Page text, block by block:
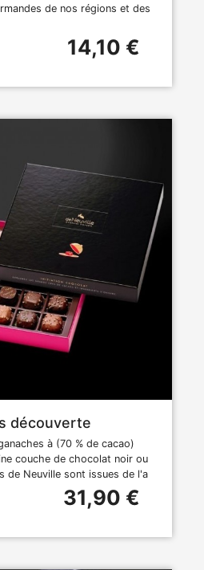
de nos régions et des
14,10 €
découverte
à (70 % de cacao)
couche de chocolat noir ou
de Neuville sont issues de l'a
31,90 €